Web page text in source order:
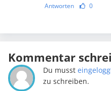
Antworten 0
Kommentar
Du musst
zu schreiben.